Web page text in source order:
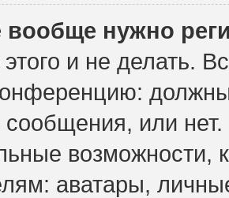
нужно
и не делать.
или
возможности,
аватары,